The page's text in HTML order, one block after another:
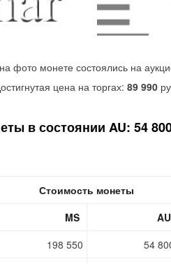
фото монете состоялись на
цена на торгах: 89 990
в состоянии AU: 54
Стоимость монеты
MS AU
198 550 54